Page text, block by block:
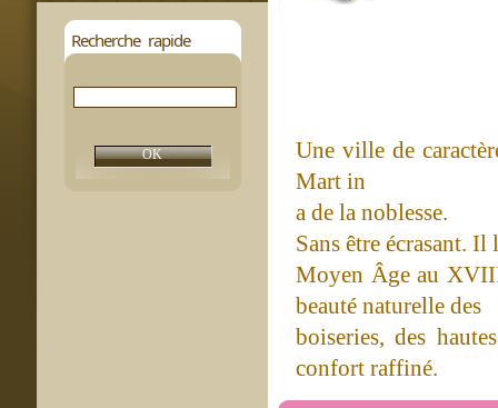
Recherche rapide
Une ville de
Mart in
a de la noblesse.
Sans être écrasant.
Moyen Âge au
beauté naturelle des
boiseries, des
confort raffiné.